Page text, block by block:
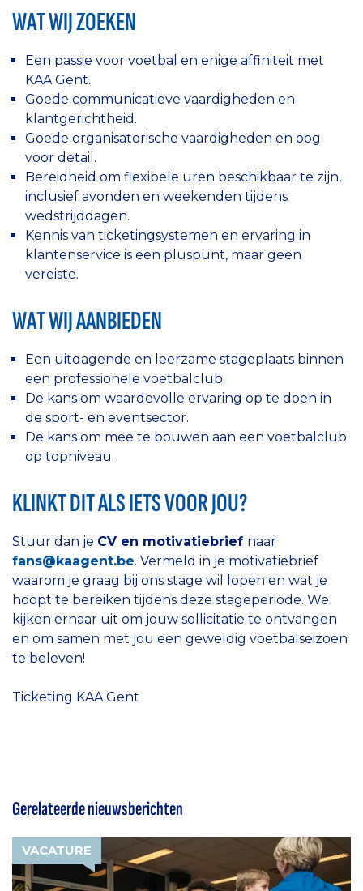
WAT WIJ ZOEKEN
Een passie voor voetbal en enige affiniteit met
KAA Gent.
Goede communicatieve vaardigheden en
klantgerichtheid.
Goede organisatorische vaardigheden en oog
voor detail.
Bereidheid om flexibele uren beschikbaar te zijn,
inclusief avonden en weekenden tijdens
wedstrijddagen.
Kennis van ticketingsystemen en ervaring in
klantenservice is een pluspunt, maar geen
vereiste.
WAT WIJ AANBIEDEN
Een uitdagende en leerzame stageplaats binnen
een professionele voetbalclub.
De kans om waardevolle ervaring op te doen in
de sport- en eventsector.
De kans om mee te bouwen aan een voetbalclub
op topniveau.
KLINKT DIT ALS IETS VOOR JOU?
Stuur dan je CV en motivatiebrief naar
fans@kaagent.be. Vermeld in je motivatiebrief
waarom je graag bij ons stage wil lopen en wat je
hoopt te bereiken tijdens deze stageperiode. We
kijken ernaar uit om jouw sollicitatie te ontvangen
en om samen met jou een geweldig voetbalseizoen
te beleven!
Ticketing KAA Gent
Gerelateerde nieuwsberichten
VACATURE